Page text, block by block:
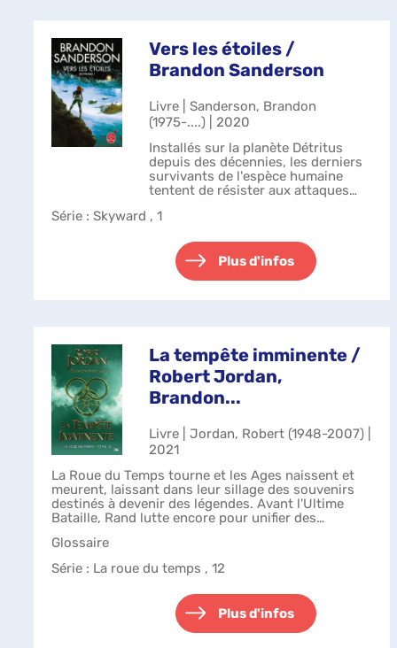
Vers les étoiles /
Brandon Sanderson
Livre | Sanderson, Brandon
(1975-....) | 2020
Installés sur la planète Détritus
depuis des décennies, les derniers
survivants de l'espèce humaine
tentent de résister aux attaques
peuple extraterrestre. Dans ce
Série : Skyward , 1
Plus d'infos
La tempête imminente /
Robert Jordan,
Brandon...
Livre | Jordan, Robert (1948-2007) |
2021
La Roue du Temps tourne et les Ages naissent et
meurent, laissant dans leur sillage des souvenirs
destinés à devenir des légendes. Avant l'Ultime
Bataille, Rand lutte encore pour unifier des
Glossaire
Série : La roue du temps , 12
Plus d'infos